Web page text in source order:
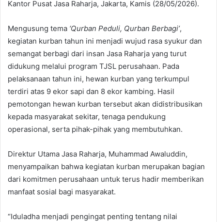
Kantor Pusat Jasa Raharja, Jakarta, Kamis (28/05/2026).
Mengusung tema ‘Qurban Peduli, Qurban Berbagi’,
kegiatan kurban tahun ini menjadi wujud rasa syukur dan
semangat berbagi dari insan Jasa Raharja yang turut
didukung melalui program TJSL perusahaan. Pada
pelaksanaan tahun ini, hewan kurban yang terkumpul
terdiri atas 9 ekor sapi dan 8 ekor kambing. Hasil
pemotongan hewan kurban tersebut akan didistribusikan
kepada masyarakat sekitar, tenaga pendukung
operasional, serta pihak-pihak yang membutuhkan.
Direktur Utama Jasa Raharja, Muhammad Awaluddin,
menyampaikan bahwa kegiatan kurban merupakan bagian
dari komitmen perusahaan untuk terus hadir memberikan
manfaat sosial bagi masyarakat.
“Iduladha menjadi pengingat penting tentang nilai